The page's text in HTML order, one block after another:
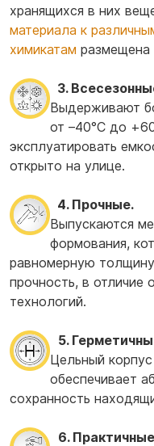
хранящихся в них
материала к
химикатам размещена
3.
Выдерживают
от –40°С до
эксплуатировать
открыто на улице.
4. Прочные.
Выпускаются
формования,
равномерную
прочность, в отличие
технологий.
5.
Цельный
обеспечивает
сохранность
6.